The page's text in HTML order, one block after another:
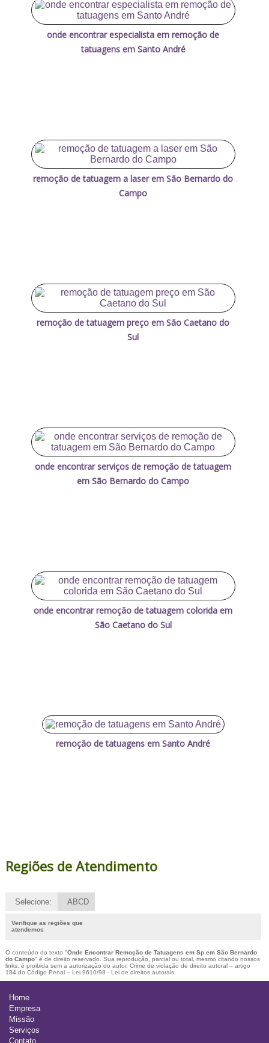
onde encontrar especialista em remoção de
tatuagens em Santo André
remoção de tatuagem a laser em São Bernardo do
Campo
remoção de tatuagem preço em São Caetano do
Sul
onde encontrar serviços de remoção de tatuagem
em São Bernardo do Campo
onde encontrar remoção de tatuagem colorida em
São Caetano do Sul
remoção de tatuagens em Santo André
Regiões de Atendimento
Selecione: ABCD
Verifique as regiões que
atendemos
O conteúdo do texto "Onde Encontrar Remoção de Tatuagens em Sp em São Bernardo
do Campo" é de direito reservado. Sua reprodução, parcial ou total, mesmo citando nossos
links, é proibida sem a autorização do autor. Crime de violação de direito autoral – artigo
184 do Código Penal – Lei 9610/98 - Lei de direitos autorais.
Home
Empresa
Missão
Serviços
Contato